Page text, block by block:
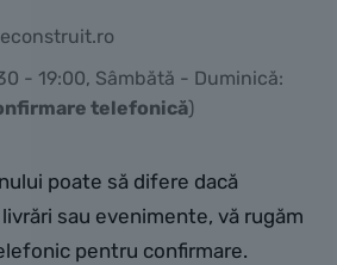
- 19:00, Sâmbătă - Duminică:
telefonică)
poate să difere dacă
sau evenimente, vă rugăm
pentru confirmare.